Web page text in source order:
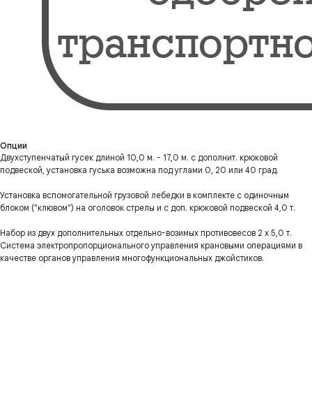
Опции
Двухступенчатый гусек длиной 10,0 м. - 17,0 м. с дополнит. крюковой
подвеской, установка гуська возможна под углами 0, 20 или 40 град.
Установка вспомогательной грузовой лебедки в комплекте с одиночным
блоком ("клювом") на оголовок стрелы и с доп. крюковой подвеской 4,0 т.
Набор из двух дополнительных отдельно-возимых противовесов 2 х 5,0 т.
Система электропропорционального управления крановыми операциями в
качестве органов управления многофункциональных джойстиков.